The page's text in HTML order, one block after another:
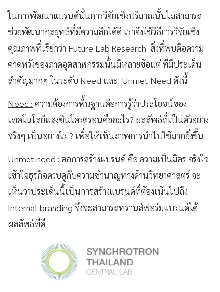
ในการพัฒนาแบรนด์นั้นการวิจัยเชิงปริมาณนั้นไม่สามารถ
ช่วยพัฒนากลยุทธ์ที่มีความลึกได้ดี เราจึงใช้วิธีการวิจัยเชิง
คุณภาพที่เรียกว่า Future Lab Research สิ่งที่พบคือความ
คาดหวังของภาคอุตสาหกรรมนั้นมีหลายข้อแต่ ที่มีประเด็น
สำคัญมากๆ ในระดับ Need และ Unmet Need ดังนี้
Need : ความต้องการพื้นฐานคือการรู้ว่าประโยชน์ของ
เทคโนโลยีแสงซินโครตรอนคืออะไร? ผลลัพธ์ที่เป็นตัวอย่าง
จริงๆ เป็นอย่างไร ? เพื่อให้เห็นภาพการนำไปใช้มากยิ่งขึ้น
Unmet need : ต่อการสร้างแบรนด์ คือ ความเป็นมิตร จริงใจ
เข้าใจธุรกิจควบคู่กับความชำนาญทางด้านวิทยาศาสตร์ จะ
เห็นว่าประเด็นนี้เป็นการสร้างแบรนด์ที่ต้องเน้นไปถึง
Internal branding จึงจะสามารถทรานส์ฟอร์มแบรนด์ได้
ผลลัพธ์ที่ดี